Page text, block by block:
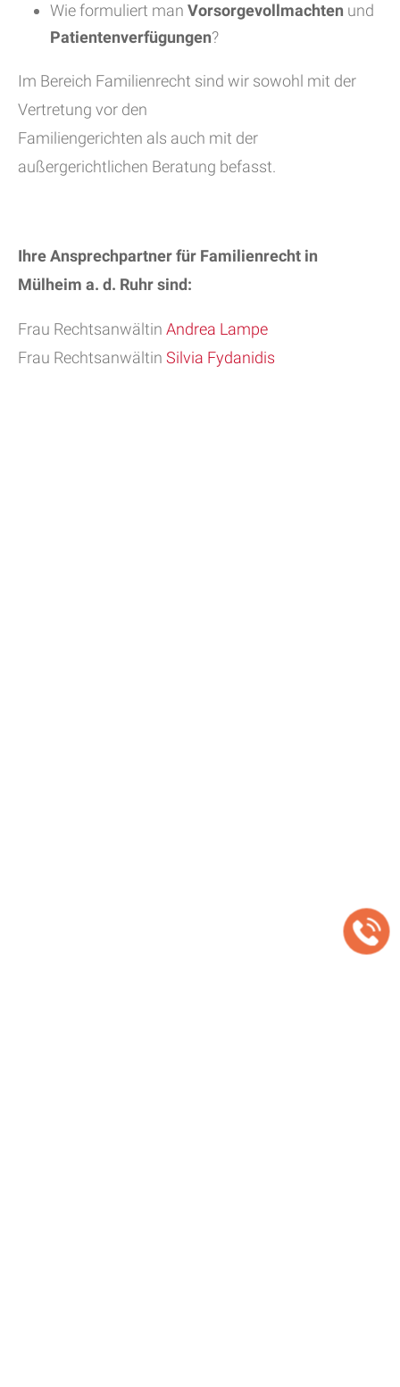
Wie formuliert man Vorsorgevollmachten und
Patientenverfügungen?
Im Bereich Familienrecht sind wir sowohl mit der
Vertretung vor den
Familiengerichten als auch mit der
außergerichtlichen Beratung befasst.
Ihre Ansprechpartner für Familienrecht in
Mülheim a. d. Ruhr sind:
Frau Rechtsanwältin Andrea Lampe
Frau Rechtsanwältin Silvia Fydanidis